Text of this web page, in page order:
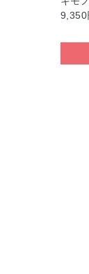
9,350